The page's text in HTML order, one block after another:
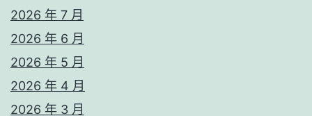
2026 年 7 月
2026 年 6 月
2026 年 5 月
2026 年 4 月
2026 年 3 月